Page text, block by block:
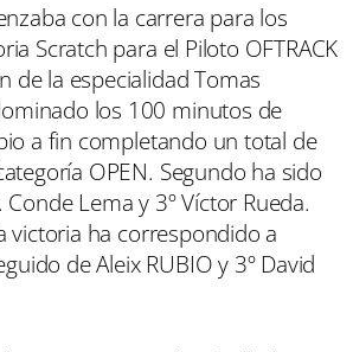
con la carrera para los
Scratch para el Piloto OFTRACK
de la especialidad Tomas
los 100 minutos de
a fin completando un total de
OPEN. Segundo ha sido
Conde Lema y 3º Víctor Rueda.
victoria ha correspondido a
de Aleix RUBIO y 3º David